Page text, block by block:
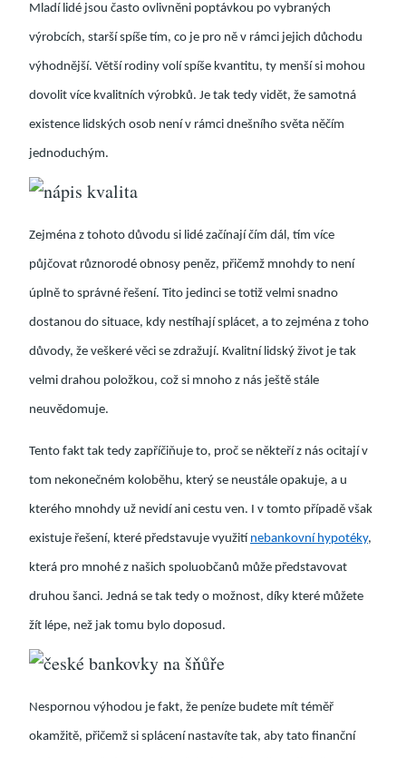
Mladí lidé jsou často ovlivněni poptávkou po vybraných
výrobcích, starší spíše tím, co je pro ně v rámci jejich důchodu
výhodnější. Větší rodiny volí spíše kvantitu, ty menší si mohou
dovolit více kvalitních výrobků. Je tak tedy vidět, že samotná
existence lidských osob není v rámci dnešního světa něčím
jednoduchým.
Zejména z tohoto důvodu si lidé začínají čím dál, tím více
půjčovat různorodé obnosy peněz, přičemž mnohdy to není
úplně to správné řešení. Tito jedinci se totiž velmi snadno
dostanou do situace, kdy nestíhají splácet, a to zejména z toho
důvody, že veškeré věci se zdražují. Kvalitní lidský život je tak
velmi drahou položkou, což si mnoho z nás ještě stále
neuvědomuje.
Tento fakt tak tedy zapříčiňuje to, proč se někteří z nás ocitají v
tom nekonečném koloběhu, který se neustále opakuje, a u
kterého mnohdy už nevidí ani cestu ven. I v tomto případě však
existuje řešení, které představuje využití nebankovní hypotéky,
která pro mnohé z našich spoluobčanů může představovat
druhou šanci. Jedná se tak tedy o možnost, díky které můžete
žít lépe, než jak tomu bylo doposud.
Nespornou výhodou je fakt, že peníze budete mít téměř
okamžitě, přičemž si splácení nastavíte tak, aby tato finanční